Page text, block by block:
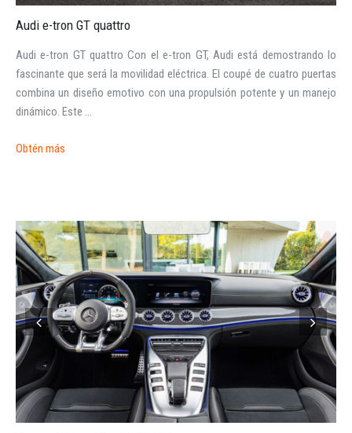
Audi e-tron GT quattro
Audi e-tron GT quattro Con el e-tron GT, Audi está demostrando lo
fascinante que será la movilidad eléctrica. El coupé de cuatro puertas
combina un diseño emotivo con una propulsión potente y un manejo
dinámico. Este ...
Obtén más